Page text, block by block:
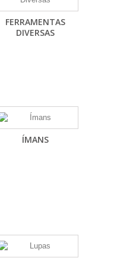
FERRAMENTAS
DIVERSAS
ÍMANS